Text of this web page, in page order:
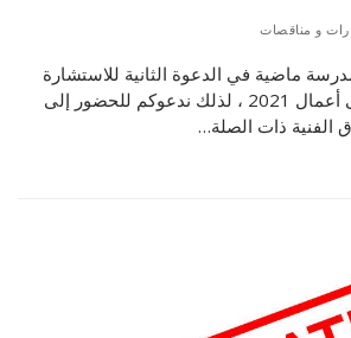
و مناقصات
ماضية في الدعوة الثانية للاستشارة
المتعلقة بالحصول على أعمال 2021 ، لذلك ندعوكم للحضور إلى
الفنية ذات الصلة…